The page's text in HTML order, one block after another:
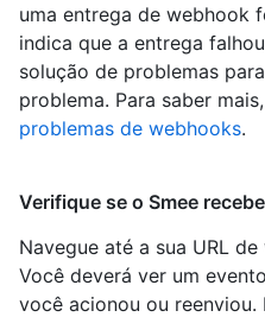
uma entrega de webhook
indica que a entrega
solução de problemas
problema. Para saber
problemas de webhooks.
Verifique se o Smee
Navegue até a sua URL
Você deverá ver um
você acionou ou reenviou.